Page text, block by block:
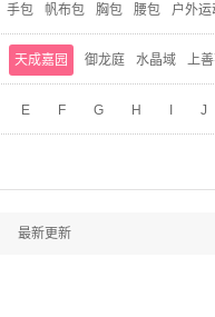
手包 帆布包 胸包 腰包 户外运
天成嘉园 御龙庭 水晶域 上
E F G H J
最新更新